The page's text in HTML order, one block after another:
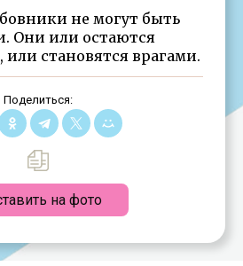
не могут быть
Они или остаются
становятся врагами.
Поделиться:
на фото